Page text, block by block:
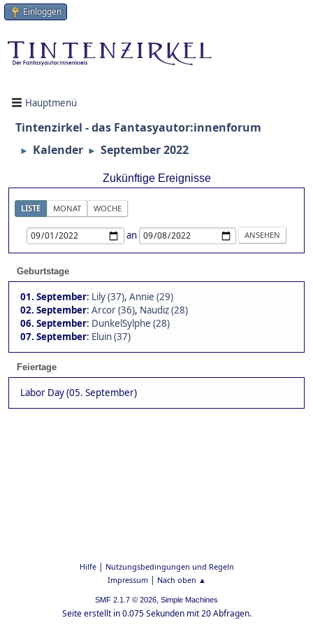
Einloggen
Hauptmenü
Tintenzirkel - das Fantasyautor:innenforum
► Kalender ► September 2022
Zukünftige Ereignisse
LISTE MONAT WOCHE
an
Geburtstage
01. September: Lily (37), Annie (29)
02. September: Arcor (36), Naudiz (28)
06. September: DunkelSylphe (28)
07. September: Eluin (37)
Feiertage
Labor Day (05. September)
Hilfe| Nutzungsbedingungen und Regeln
Impressum| Nach oben ▲
SMF 2.1.7 © 2026, Simple Machines
Seite erstellt in 0.075 Sekunden mit 20 Abfragen.